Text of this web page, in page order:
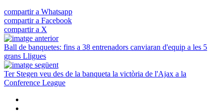
compartir a Whatsapp
compartir a Facebook
compartir a X
Ball de banquetes: fins a 38 entrenadors canviaran d'equip a les 5
grans Lligues
Ter Stegen veu des de la banqueta la victòria de l'Ajax a la
Conference League